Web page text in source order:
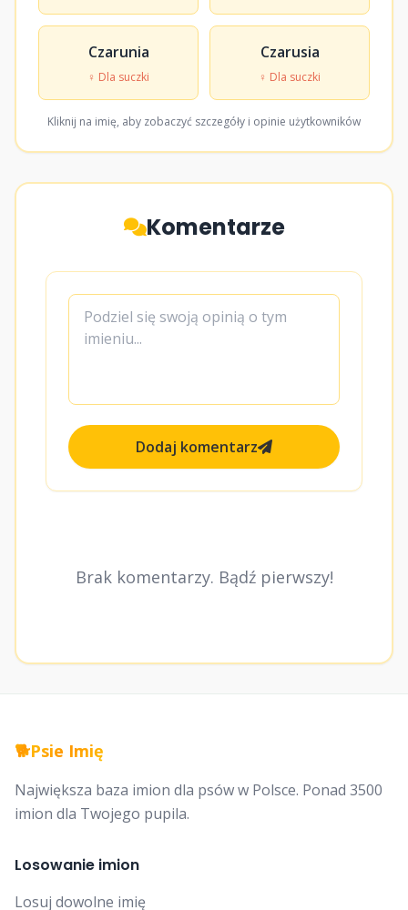
Czarunia
♀ Dla suczki
Czarusia
♀ Dla suczki
Kliknij na imię, aby zobaczyć szczegóły i opinie użytkowników
Komentarze
Dodaj komentarz
Brak komentarzy. Bądź pierwszy!
🐕Psie Imię
Największa baza imion dla psów w Polsce. Ponad 3500
imion dla Twojego pupila.
Losowanie imion
Losuj dowolne imię